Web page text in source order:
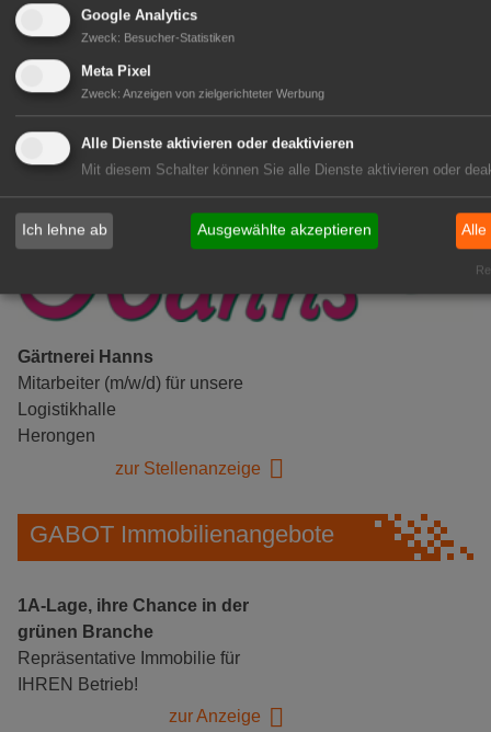
Gensingen
Gärtnerei Hanns
Mitarbeiter (m/w/d) für unsere
Logistikhalle
Herongen
zur Stellenanzeige
GABOT Immobilienangebote
1A-Lage, ihre Chance in der
grünen Branche
Repräsentative Immobilie für
IHREN Betrieb!
zur Anzeige
Google Analytics
Zweck: Besucher-Statistiken
Meta Pixel
Zweck: Anzeigen von zielgerichteter Werbung
Alle Dienste aktivieren oder deaktivieren
Mit diesem Schalter können Sie alle Dienste aktivieren oder
Ich lehne ab Ausgewählte akzeptieren Alle